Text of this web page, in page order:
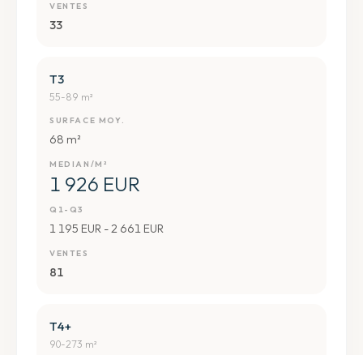
VENTES
33
T3
55-89 m²
SURFACE MOY.
68 m²
MEDIAN/M²
1 926 EUR
Q1-Q3
1 195 EUR - 2 661 EUR
VENTES
81
T4+
90-273 m²